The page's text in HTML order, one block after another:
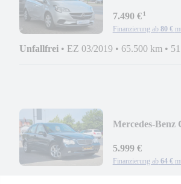
7.490 €¹
Finanzierung ab 80 €
Unfallfrei • EZ 03/2019 • 65.500 km •
Mercedes-Benz
5.999 €
Finanzierung ab 64 €